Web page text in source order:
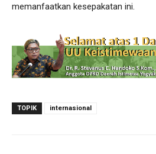
memanfaatkan kesepakatan ini.
TOPIK internasional